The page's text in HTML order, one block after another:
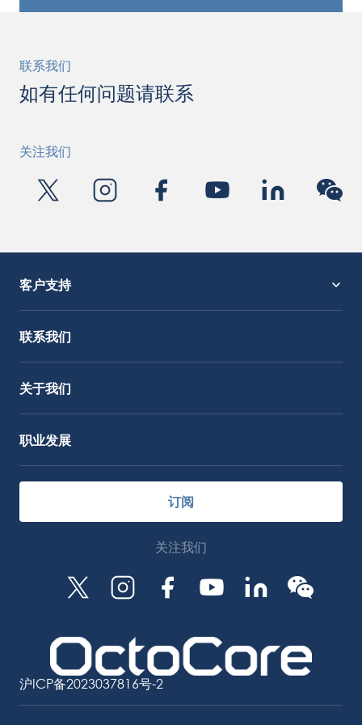
联系我们
如有任何问题请联系
关注我们
沪ICP备2023037816号-2
客户支持
联系我们
关于我们
职业发展
订阅
关注我们